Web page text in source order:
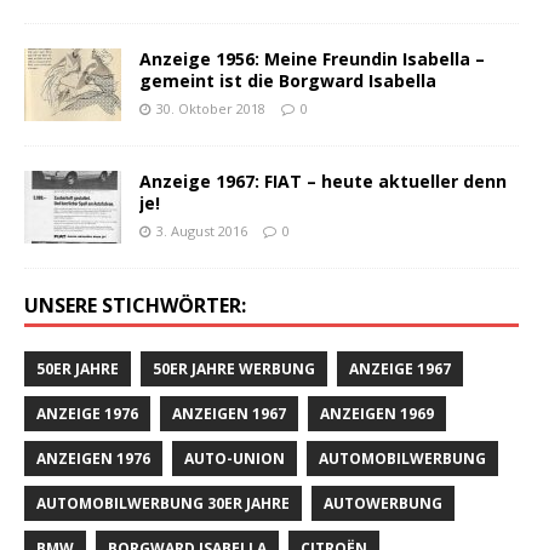
Anzeige 1956: Meine Freundin Isabella –
gemeint ist die Borgward Isabella
30. Oktober 2018 0
Anzeige 1967: FIAT – heute aktueller denn
je!
3. August 2016 0
UNSERE STICHWÖRTER:
50ER JAHRE 50ER JAHRE WERBUNG ANZEIGE 1967
ANZEIGE 1976 ANZEIGEN 1967 ANZEIGEN 1969
ANZEIGEN 1976 AUTO-UNION AUTOMOBILWERBUNG
AUTOMOBILWERBUNG 30ER JAHRE AUTOWERBUNG